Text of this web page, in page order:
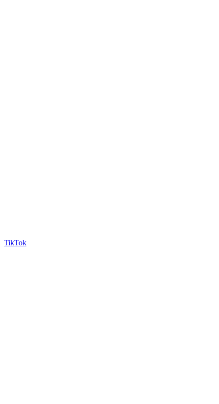
TikTok